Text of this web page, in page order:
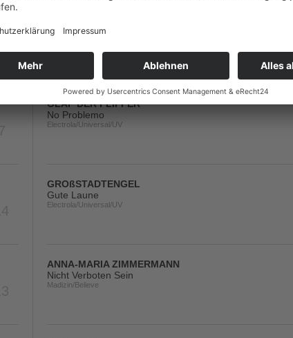
Schutzengel (Partyversion)
OLAF DER FLIPPER
No Problemo
Electrola/Universal/UV
GROßSTADTENGEL
Gute Laune
Electrola/Universal/UV
ANNA-MARIA ZIMMERMANN
Nicht Verboten Sein
Madizin/Believe